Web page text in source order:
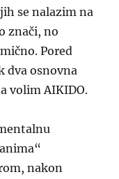
se nalazim na
znači, no
Pored
dva osnovna
volim AIKIDO.
nakon